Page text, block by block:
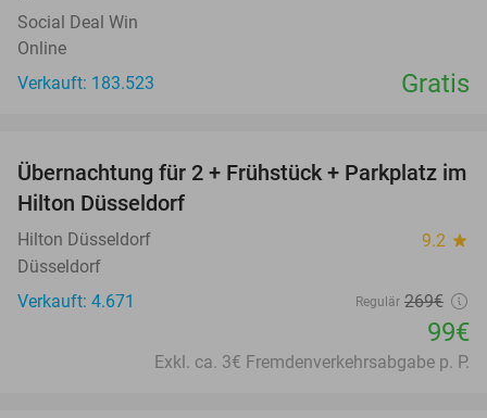
Social Deal Win
Online
Verkauft: 183.523
Gratis
63%
Übernachtung für 2 + Frühstück + Parkplatz im
Hilton Düsseldorf
Hilton Düsseldorf 9.2 star
Düsseldorf
Verkauft: 4.671
Regulär 269€
99€
Exkl. ca. 3€ Fremdenverkehrsabgabe p. P.